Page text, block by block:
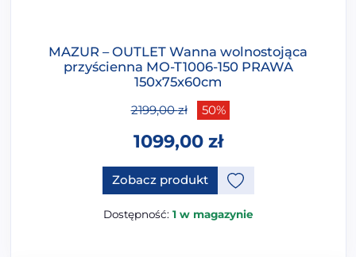
MAZUR – OUTLET Wanna wolnostojąca
przyścienna MO-T1006-150 PRAWA
150x75x60cm
2199,00zł 50%
1099,00 zł
Zobacz produkt
Dostępność: 1 w magazynie